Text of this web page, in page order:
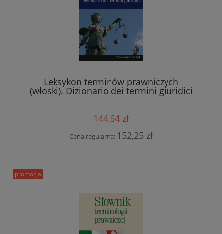
Leksykon terminów prawniczych
(włoski). Dizionario dei termini giuridici
144,64 zł
Cena regularna:152,25 zł
promocja